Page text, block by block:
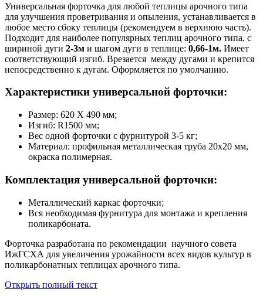
Универсальная форточка для любой теплицы арочного типа
для улучшения проветривания и опыления, устанавливается в
любое место сбоку теплицы (рекомендуем в верхнюю часть).
Подходит для наиболее популярных теплиц арочного типа, с
шириной дуги 2-3м и шагом дуги в теплице: 0,66-1м. Имеет
соответствующий изгиб. Врезается между дугами и крепится
непосредственно к дугам. Оформляется по умолчанию.
Характеристики универсальной форточки:
Размер: 620 Х 490 мм;
Изгиб: R1500 мм;
Вес одной форточки с фурнитурой 3-5 кг;
Материал: профильная металлическая труба 20х20 мм,
окраска полимерная.
Комплектация универсальной форточки:
Металлический каркас форточки;
Вся необходимая фурнитура для монтажа и крепления
поликарбоната.
Форточка разработана по рекомендации научного совета
ИжГСХА для увеличения урожайности всех видов культур в
поликарбонатных теплицах арочного типа.
Открыть полный текст